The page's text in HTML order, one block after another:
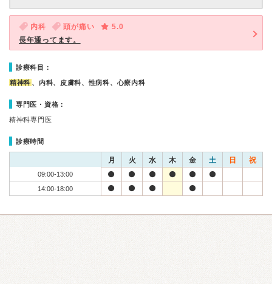
内科 頭が痛い
5.0
長年通ってます。
診療科目：
精神科 、内科、皮膚科、性病科、心療内科
専門医・資格：
精神科専門医
診療時間
月 火 水 木 金 土 日 祝
09:00-13:00
14:00-18:00